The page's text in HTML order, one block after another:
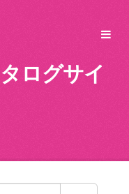
ログサイ